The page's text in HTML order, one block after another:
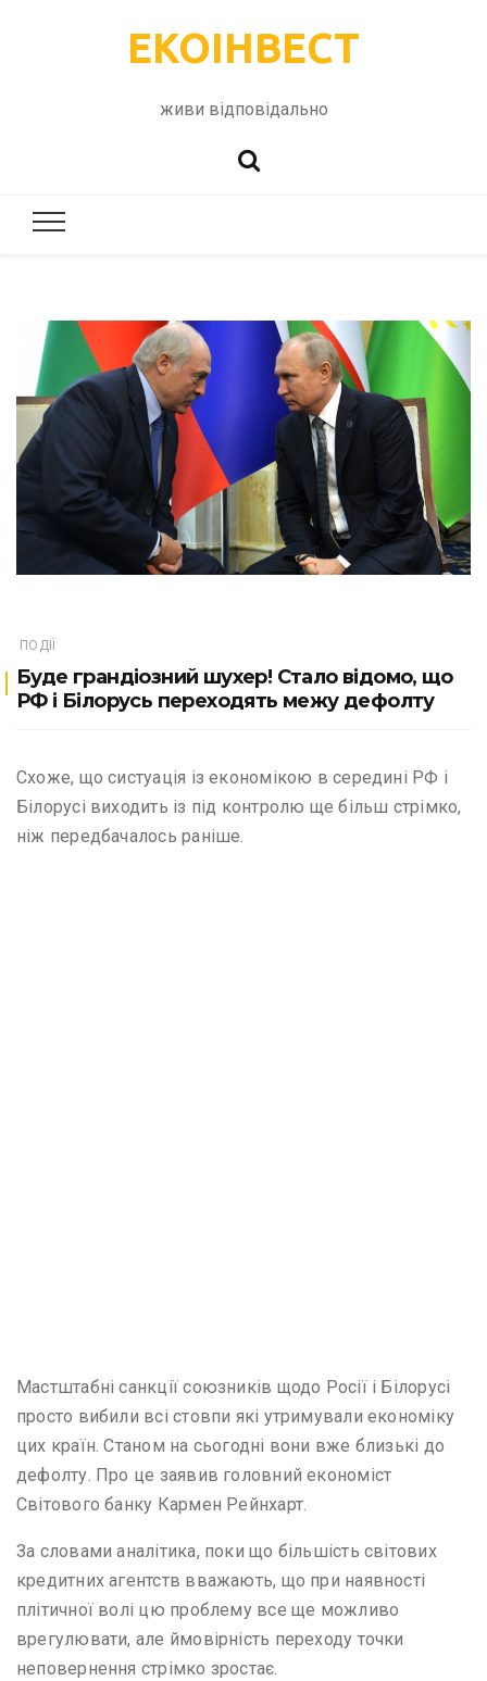
ЕКОІНВЕСТ
живи відповідально
ПОДІЇ
Буде грандіозний шухер! Стало відомо, що
РФ і Білорусь переходять межу дефолту
Схоже, що систуація із економікою в середині РФ і
Білорусі виходить із під контролю ще більш стрімко,
ніж передбачалось раніше.
Мастштабні санкції союзників щодо Росії і Білорусі
просто вибили всі стовпи які утримували економіку
цих країн. Станом на сьогодні вони вже близькі до
дефолту. Про це заявив головний економіст
Світового банку Кармен Рейнхарт.
За словами аналітика, поки що більшість світових
кредитних агентств вважають, що при наявності
плітичної волі цю проблему все ще можливо
врегулювати, але ймовірність переходу точки
неповернення стрімко зростає.